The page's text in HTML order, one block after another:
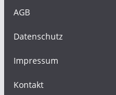
AGB
Datenschutz
Impressum
Kontakt